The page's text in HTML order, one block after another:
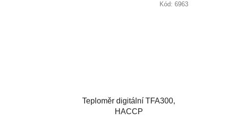
Teploměr digitální TFA300,
HACCP
Kód: 6963